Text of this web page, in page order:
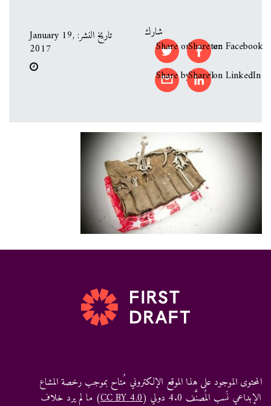
تاريخ النشر: January 19,
2017
شارك
Share on Facebook
Share on Twitter
Share on LinkedIn
Share by email
المحتوى الموجود على هذا الموقع الإلكتروني مُتاح بموجب رخصة المشاع
الإبداعي نَسب المُصنَّف 4.0 دولي (
CC BY 4.0) ما لم يرد خلاف